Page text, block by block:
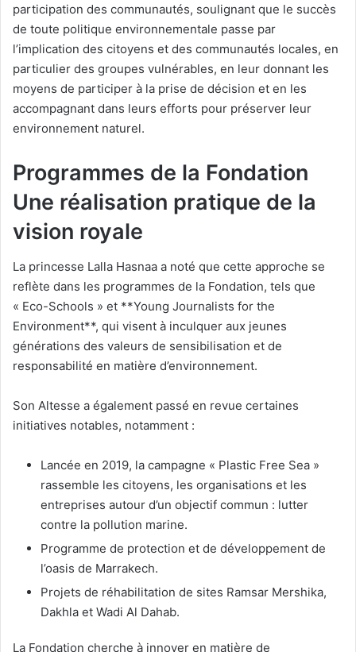
participation des communautés, soulignant que le succès
de toute politique environnementale passe par
l’implication des citoyens et des communautés locales, en
particulier des groupes vulnérables, en leur donnant les
moyens de participer à la prise de décision et en les
accompagnant dans leurs efforts pour préserver leur
environnement naturel.
Programmes de la Fondation
Une réalisation pratique de la
vision royale
La princesse Lalla Hasnaa a noté que cette approche se
reflète dans les programmes de la Fondation, tels que
« Eco-Schools » et **Young Journalists for the
Environment**, qui visent à inculquer aux jeunes
générations des valeurs de sensibilisation et de
responsabilité en matière d’environnement.
Son Altesse a également passé en revue certaines
initiatives notables, notamment :
Lancée en 2019, la campagne « Plastic Free Sea »
rassemble les citoyens, les organisations et les
entreprises autour d’un objectif commun : lutter
contre la pollution marine.
Programme de protection et de développement de
l’oasis de Marrakech.
Projets de réhabilitation de sites Ramsar Mershika,
Dakhla et Wadi Al Dahab.
La Fondation cherche à innover en matière de